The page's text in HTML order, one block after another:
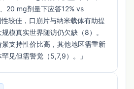
20 mg剂量下应答12% vs
较佳，口崩片与纳米载体有助提
模真实世界随访仍欠缺（8）。
支持性价比高，其他地区需重新
见但需警觉（5,7,9）。」